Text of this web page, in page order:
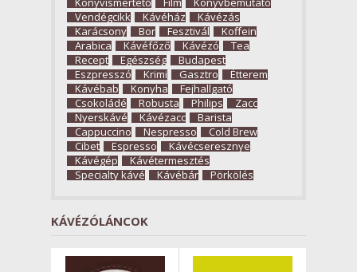
Vendégcikk
Kávéház
Kávézás
Karácsony
Bor Fesztivál
Koffein
Arabica
Kávéfőző Kávézó
Tea
Recept
Egészség
Budapest
Eszpresszó
Krimi Gasztro
Étterem
Kávébab
Konyha
Fejhallgató
Csokoládé
Robusta Philips
Zacc
Nyerskávé
Kávézacc
Barista
Cappuccino
Nespresso
Cold Brew
Cibet
Espresso
Kávécseresznye
Kávégép
Kávétermesztés
Specialty kávé
Kávébár Pörkölés
KÁVÉZÓLÁNCOK